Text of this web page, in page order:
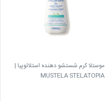
موستلا کرم شستشو دهنده استلاتوپیا |
MUSTELA STELATOPIA